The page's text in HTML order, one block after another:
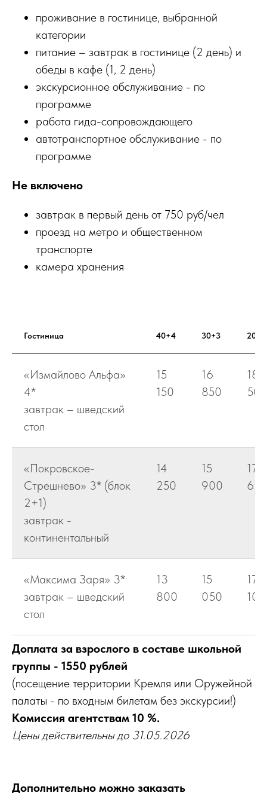
проживание в гостинице, выбранной
категории
питание – завтрак в гостинице (2 день) и
обеды в кафе (1, 2 день)
экскурсионное обслуживание - по
программе
работа гида-сопровождающего
автотранспортное обслуживание - по
программе
Не включено
завтрак в первый день от 750 руб/чел
проезд на метро и общественном
транспорте
камера хранения
Гостиница 40+4 30+3 20+2
«Измайлово Альфа»
4*
завтрак – шведский
стол
15
150
16
850
18
500
«Покровское-
Стрешнево» 3* (блок
2+1)
завтрак -
континентальный
14
250
15
900
17
650
«Максима Заря» 3*
завтрак – шведский
стол
13
800
15
050
17
100
Доплата за взрослого в составе школьной
группы - 1550 рублей
(посещение территории Кремля или Оружейной
палаты - по входным билетам без экскурсии!)
Комиссия агентствам 10 %.
Цены действительны до 31.05.2026
Дополнительно можно заказать